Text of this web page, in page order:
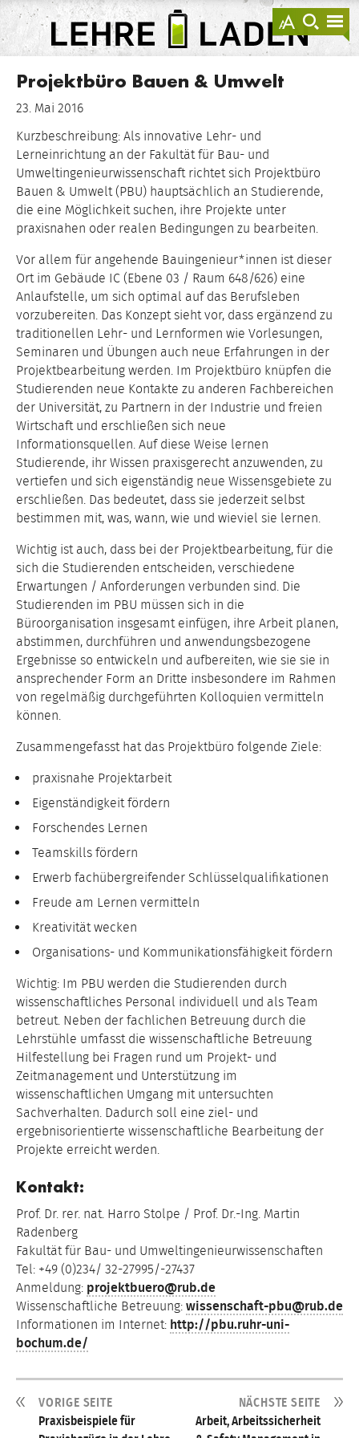
anzeigen
zur
Suche
LEHRE
LADEN
Projektbüro Bauen & Umwelt
23. Mai 2016
Kurzbeschreibung: Als innovative Lehr- und
Lerneinrichtung an der Fakultät für Bau- und
Umweltingenieurwissenschaft richtet sich Projektbüro
Bauen & Umwelt (PBU) hauptsächlich an Studierende,
die eine Möglichkeit suchen, ihre Projekte unter
praxisnahen oder realen Bedingungen zu bearbeiten.
Vor allem für angehende Bauingenieur*innen ist dieser
Ort im Gebäude IC (Ebene 03 / Raum 648/626) eine
Anlaufstelle, um sich optimal auf das Berufsleben
vorzubereiten. Das Konzept sieht vor, dass ergänzend zu
traditionellen Lehr- und Lernformen wie Vorlesungen,
Seminaren und Übungen auch neue Erfahrungen in der
Projektbearbeitung werden. Im Projektbüro knüpfen die
Studierenden neue Kontakte zu anderen Fachbereichen
der Universität, zu Partnern in der Industrie und freien
Wirtschaft und erschließen sich neue
Informationsquellen. Auf diese Weise lernen
Studierende, ihr Wissen praxisgerecht anzuwenden, zu
vertiefen und sich eigenständig neue Wissensgebiete zu
erschließen. Das bedeutet, dass sie jederzeit selbst
bestimmen mit, was, wann, wie und wieviel sie lernen.
Wichtig ist auch, dass bei der Projektbearbeitung, für die
sich die Studierenden entscheiden, verschiedene
Erwartungen / Anforderungen verbunden sind. Die
Studierenden im PBU müssen sich in die
Büroorganisation insgesamt einfügen, ihre Arbeit planen,
abstimmen, durchführen und anwendungsbezogene
Ergebnisse so entwickeln und aufbereiten, wie sie sie in
ansprechender Form an Dritte insbesondere im Rahmen
von regelmäßig durchgeführten Kolloquien vermitteln
können.
Zusammengefasst hat das Projektbüro folgende Ziele:
praxisnahe Projektarbeit
Eigenständigkeit fördern
Forschendes Lernen
Teamskills fördern
Erwerb fachübergreifender Schlüsselqualifikationen
Freude am Lernen vermitteln
Kreativität wecken
Organisations- und Kommunikationsfähigkeit fördern
Wichtig: Im PBU werden die Studierenden durch
wissenschaftliches Personal individuell und als Team
betreut. Neben der fachlichen Betreuung durch die
Lehrstühle umfasst die wissenschaftliche Betreuung
Hilfestellung bei Fragen rund um Projekt- und
Zeitmanagement und Unterstützung im
wissenschaftlichen Umgang mit untersuchten
Sachverhalten. Dadurch soll eine ziel- und
ergebnisorientierte wissenschaftliche Bearbeitung der
Projekte erreicht werden.
Kontakt:
Prof. Dr. rer. nat. Harro Stolpe / Prof. Dr.-Ing. Martin
Radenberg
Fakultät für Bau- und Umweltingenieurwissenschaften
Tel: +49 (0)234/ 32-27995/-27437
Anmeldung: projektbuero@rub.de
Wissenschaftliche Betreuung: wissenschaft-pbu@rub.de
Informationen im Internet: http://pbu.ruhr-uni-
bochum.de/
VORIGE SEITE
Praxisbeispiele für
NÄCHSTE SEITE
Arbeit, Arbeitssicherheit